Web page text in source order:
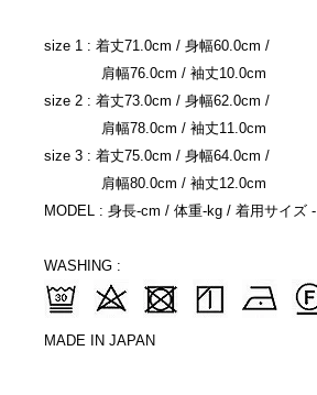
size 1 : 着丈71.0cm / 身幅60.0cm /
肩幅76.0cm / 袖丈10.0cm
size 2 : 着丈73.0cm / 身幅62.0cm /
肩幅78.0cm / 袖丈11.0cm
size 3 : 着丈75.0cm / 身幅64.0cm /
肩幅80.0cm / 袖丈12.0cm
MODEL : 身長-cm / 体重-kg / 着用サイズ -
WASHING :
MADE IN JAPAN